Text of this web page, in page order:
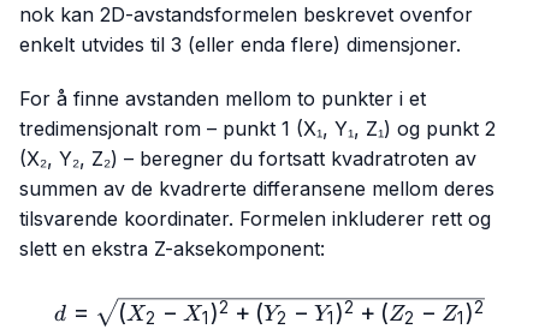
nok kan 2D-avstandsformelen beskrevet ovenfor
enkelt utvides til 3 (eller enda flere) dimensjoner.
For å finne avstanden mellom to punkter i et
tredimensjonalt rom – punkt 1 (X₁, Y₁, Z₁) og punkt 2
(X₂, Y₂, Z₂) – beregner du fortsatt kvadratroten av
summen av de kvadrerte differansene mellom deres
tilsvarende koordinater. Formelen inkluderer rett og
slett en ekstra Z-aksekomponent:
d=\sqrt{(X₂-X₁)^2+(Y₂-
d = (X2 − X1)2 + (Y2 − Y1)2 + (Z2 − Z1)2